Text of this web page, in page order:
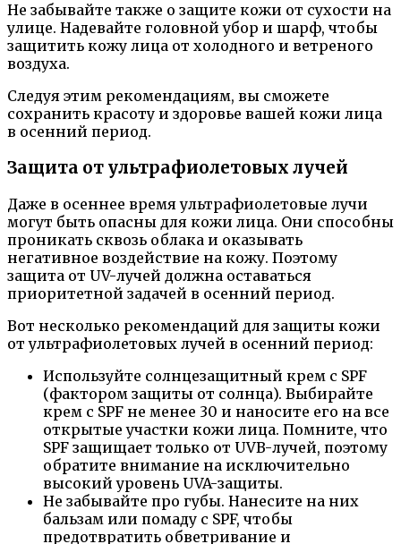
Не забывайте также о защите кожи от сухости на
улице. Надевайте головной убор и шарф, чтобы
защитить кожу лица от холодного и ветреного
воздуха.
Следуя этим рекомендациям, вы сможете
сохранить красоту и здоровье вашей кожи лица
в осенний период.
Защита от ультрафиолетовых лучей
Даже в осеннее время ультрафиолетовые лучи
могут быть опасны для кожи лица. Они способны
проникать сквозь облака и оказывать
негативное воздействие на кожу. Поэтому
защита от UV-лучей должна оставаться
приоритетной задачей в осенний период.
Вот несколько рекомендаций для защиты кожи
от ультрафиолетовых лучей в осенний период:
Используйте солнцезащитный крем с SPF
(фактором защиты от солнца). Выбирайте
крем с SPF не менее 30 и наносите его на все
открытые участки кожи лица. Помните, что
SPF защищает только от UVB-лучей, поэтому
обратите внимание на исключительно
высокий уровень UVA-защиты.
Не забывайте про губы. Нанесите на них
бальзам или помаду с SPF, чтобы
предотвратить обветривание и